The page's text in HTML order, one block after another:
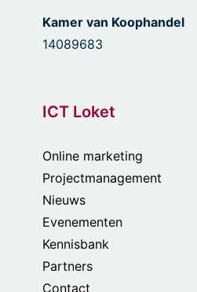
Kamer van Koophandel
14089683
ICT Loket
Online marketing
Projectmanagement
Nieuws
Evenementen
Kennisbank
Partners
Contact